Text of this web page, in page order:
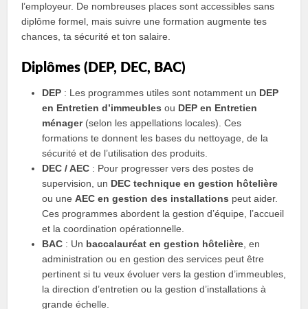
l’employeur. De nombreuses places sont accessibles sans
diplôme formel, mais suivre une formation augmente tes
chances, ta sécurité et ton salaire.
Diplômes (DEP, DEC, BAC)
DEP : Les programmes utiles sont notamment un DEP
en Entretien d’immeubles ou DEP en Entretien
ménager(selon les appellations locales). Ces
formations te donnent les bases du nettoyage, de la
sécurité et de l’utilisation des produits.
DEC / AEC : Pour progresser vers des postes de
supervision, un DEC technique en gestion hôtelière
ou uneAEC en gestion des installations peut aider.
Ces programmes abordent la gestion d’équipe, l’accueil
et la coordination opérationnelle.
BAC : Un baccalauréat en gestion hôtelière , en
administration ou en gestion des services peut être
pertinent si tu veux évoluer vers la gestion d’immeubles,
la direction d’entretien ou la gestion d’installations à
grande échelle.